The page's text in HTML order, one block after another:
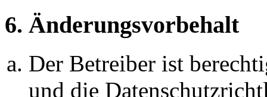
6. Änderungsvorbehalt
Der Betreiber ist
und die